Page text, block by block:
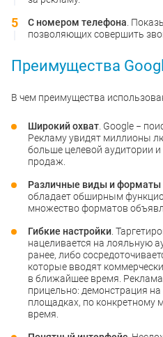
С номером телефона .
позволяющих совершить
Преимущества
В чем преимущества
Широкий охват . Google −
Рекламу увидят миллионы
больше целевой аудитории
продаж.
Различные виды и
обладает обширным
множество форматов
Гибкие настройки .
нацеливается на лояльную
ранее, либо
которые вводят
в ближайшее время.
прицельно: демонстрация
площадках, по конкретному
время.